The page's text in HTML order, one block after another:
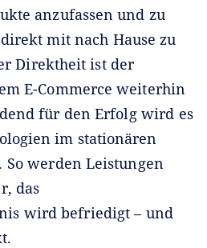
anzufassen und zu
mit nach Hause zu
Direktheit ist der
E-Commerce weiterhin
für den Erfolg wird es
im stationären
So werden Leistungen
das
wird befriedigt – und